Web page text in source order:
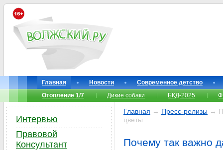
Главная Новости
Современное детство
Отопление 1/7
Дикие собаки БКД-2025
Главная → Пресс-релизы →
цветы
Почему так важно
Интервью
Правовой
Консультант